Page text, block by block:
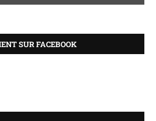
SUR FACEBOOK